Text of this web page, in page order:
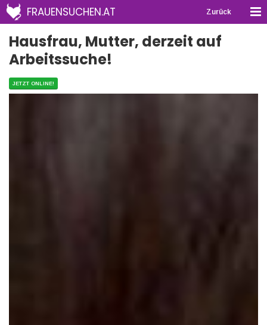
FRAUENSUCHEN.AT Zurück
Hausfrau, Mutter, derzeit auf
Arbeitssuche!
JETZT ONLINE!